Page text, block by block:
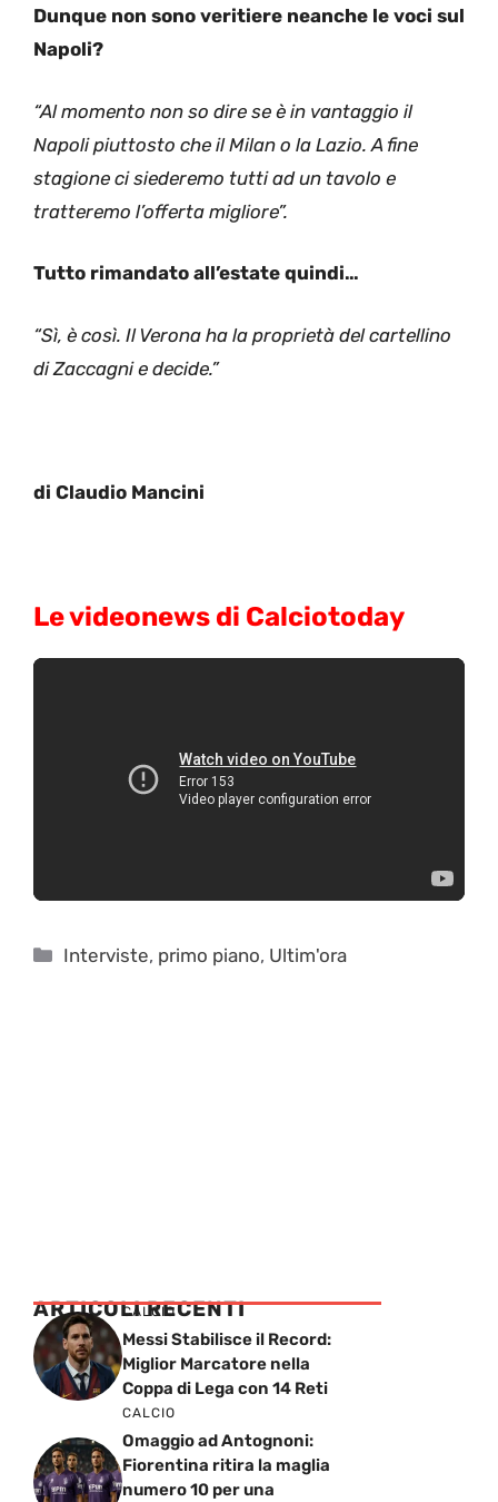
Dunque non sono veritiere neanche le voci sul
Napoli?
“Al momento non so dire se è in vantaggio il
Napoli piuttosto che il Milan o la Lazio. A fine
stagione ci siederemo tutti ad un tavolo e
tratteremo l’offerta migliore”.
Tutto rimandato all’estate quindi…
“Sì, è così. Il Verona ha la proprietà del cartellino
di Zaccagni e decide.”
di Claudio Mancini
Le videonews di Calciotoday
Categorie
Interviste, primo piano, Ultim'ora
ARTICOLI RECENTI
CALCIO
Messi Stabilisce il Record:
Miglior Marcatore nella
Coppa di Lega con 14 Reti
CALCIO
Omaggio ad Antognoni:
Fiorentina ritira la maglia
numero 10 per una